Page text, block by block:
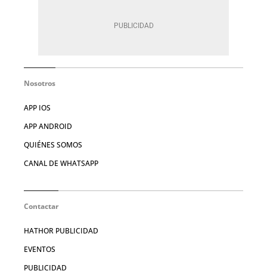
Nosotros
APP IOS
APP ANDROID
QUIÉNES SOMOS
CANAL DE WHATSAPP
Contactar
HATHOR PUBLICIDAD
EVENTOS
PUBLICIDAD